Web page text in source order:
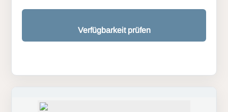
Verfügbarkeit prüfen